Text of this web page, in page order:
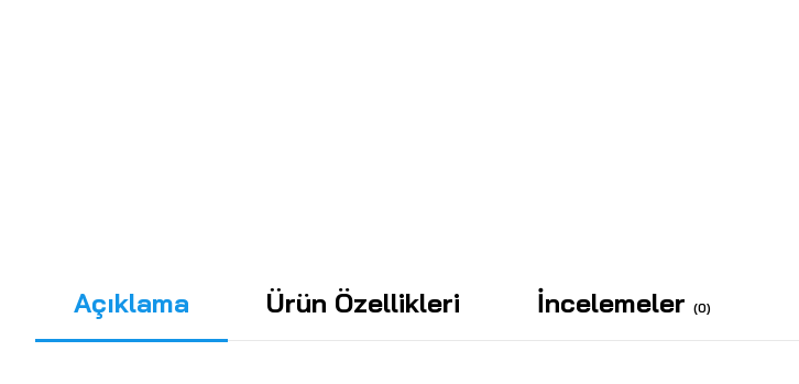
Açıklama Ürün Özellikleri İncelemeler (0)